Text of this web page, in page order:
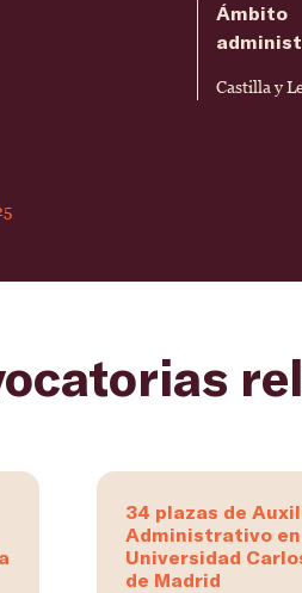
Ámbito
Castilla y
34 plazas de
Administrativo
Universidad
de Madrid